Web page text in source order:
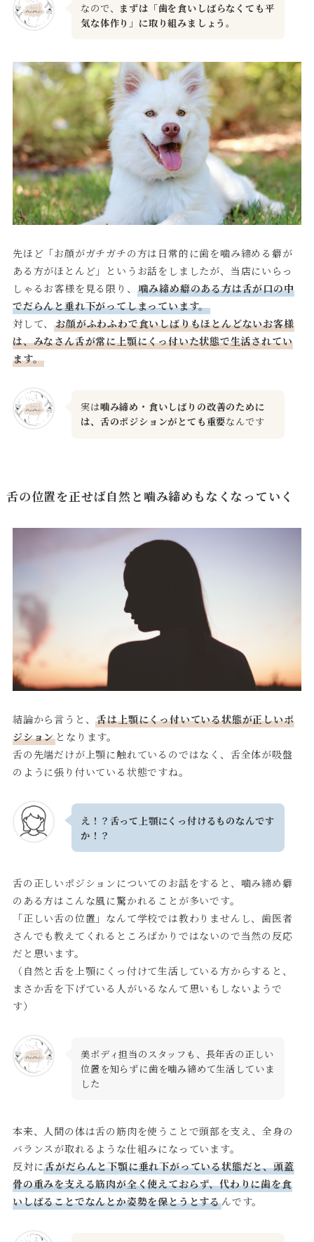
なので、 まずは「歯を食いしばらなくても平
気な体作り」に取り組みましょう。
先ほど「お顔がガチガチの方は日常的に歯を噛み締める癖が
ある方がほとんど」というお話をしましたが、当店にいらっ
しゃるお客様を見る限り、 噛み締め癖のある方は舌が口の中
でだらんと垂れ下がってしまっています。
対して、お顔がふわふわで食いしばりもほとんどないお客様
は、みなさん舌が常に上顎にくっ付いた状態で生活されてい
ます。
実は噛み締め・食いしばりの改善のために
は、舌のポジションがとても重要なんです
舌の位置を正せば自然と噛み締めもなくなっていく
結論から言うと、舌は上顎にくっ付いている状態が正しいポ
ジション となります。
舌の先端だけが上顎に触れているのではなく、舌全体が吸盤
のように張り付いている状態ですね。
え！？舌って上顎にくっ付けるものなんです
か！？
舌の正しいポジションについてのお話をすると、噛み締め癖
のある方はこんな風に驚かれることが多いです。
「正しい舌の位置」なんて学校では教わりませんし、歯医者
さんでも教えてくれるところばかりではないので当然の反応
だと思います。
（自然と舌を上顎にくっ付けて生活している方からすると、
まさか舌を下げている人がいるなんて思いもしないようで
す）
美ボディ担当のスタッフも、長年舌の正しい
位置を知らずに歯を噛み締めて生活していま
した
本来、人間の体は舌の筋肉を使うことで頭部を支え、全身の
バランスが取れるような仕組みになっています。
反対に舌がだらんと下顎に垂れ下がっている状態だと、頭蓋
骨の重みを支える筋肉が全く使えておらず、代わりに歯を食
いしばることでなんとか姿勢を保とうとするんです。